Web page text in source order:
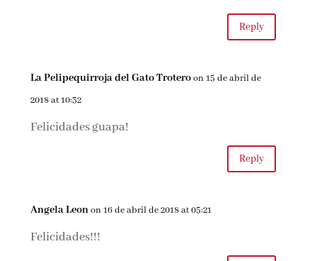
Reply
La Pelipequirroja del Gato Troteroon 15 de abril de
2018 at 10:32
Felicidades guapa!
Reply
Angela Leonon 16 de abril de 2018 at 05:21
Felicidades!!!